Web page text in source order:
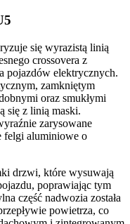
się wyrazistą linią
crossovera z
pojazdów elektrycznych.
zamkniętym
oraz smukłymi
się z linią maski.
zarysowane
felgi aluminiowe o
drzwi, które wysuwają
poprawiając tym
część nadwozia została
powietrza, co